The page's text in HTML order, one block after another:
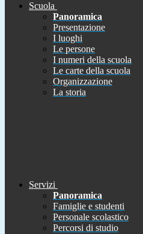
Scuola
Panoramica
Presentazione
I luoghi
Le persone
I numeri della scuola
Le carte della scuola
Organizzazione
La storia
Servizi
Panoramica
Famiglie e studenti
Personale scolastico
Percorsi di studio